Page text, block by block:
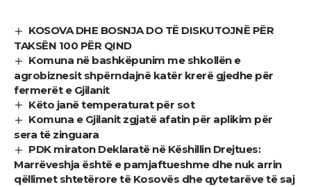
KOSOVA DHE BOSNJA DO TË DISKUTOJNË PËR
TAKSËN 100 PËR QIND
Komuna në bashkëpunim me shkollën e
agrobiznesit shpërndajnë katër krerë gjedhe për
fermerët e Gjilanit
Këto janë temperaturat për sot
Komuna e Gjilanit zgjatë afatin për aplikim për
sera të zinguara
PDK miraton Deklaratë në Këshillin Drejtues:
Marrëveshja është e pamjaftueshme dhe nuk arrin
qëllimet shtetërore të Kosovës dhe qytetarëve të saj